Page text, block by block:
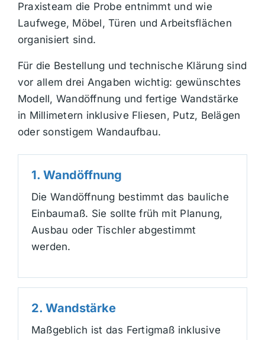
Praxisteam die Probe entnimmt und wie
Laufwege, Möbel, Türen und Arbeitsflächen
organisiert sind.
Für die Bestellung und technische Klärung sind
vor allem drei Angaben wichtig: gewünschtes
Modell, Wandöffnung und fertige Wandstärke
in Millimetern inklusive Fliesen, Putz, Belägen
oder sonstigem Wandaufbau.
1. Wandöffnung
Die Wandöffnung bestimmt das bauliche
Einbaumaß. Sie sollte früh mit Planung,
Ausbau oder Tischler abgestimmt
werden.
2. Wandstärke
Maßgeblich ist das Fertigmaß inklusive